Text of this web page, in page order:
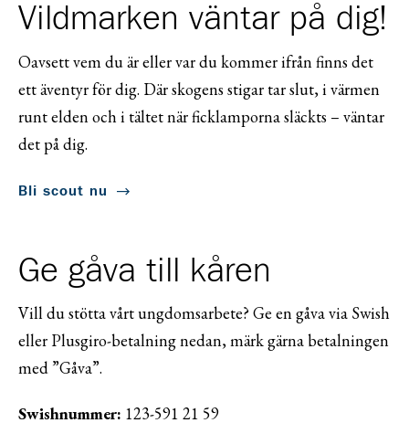
Vildmarken väntar på dig!
Oavsett vem du är eller var du kommer ifrån finns det
ett äventyr för dig. Där skogens stigar tar slut, i värmen
runt elden och i tältet när ficklamporna släckts – väntar
det på dig.
Bli scout nu
Ge gåva till kåren
Vill du stötta vårt ungdomsarbete? Ge en gåva via Swish
eller Plusgiro-betalning nedan, märk gärna betalningen
med ”Gåva”.
Swishnummer: 123-591 21 59